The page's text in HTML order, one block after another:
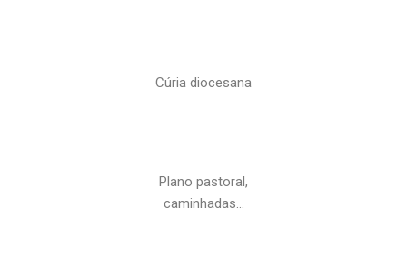
Cúria diocesana
Plano pastoral,
caminhadas…